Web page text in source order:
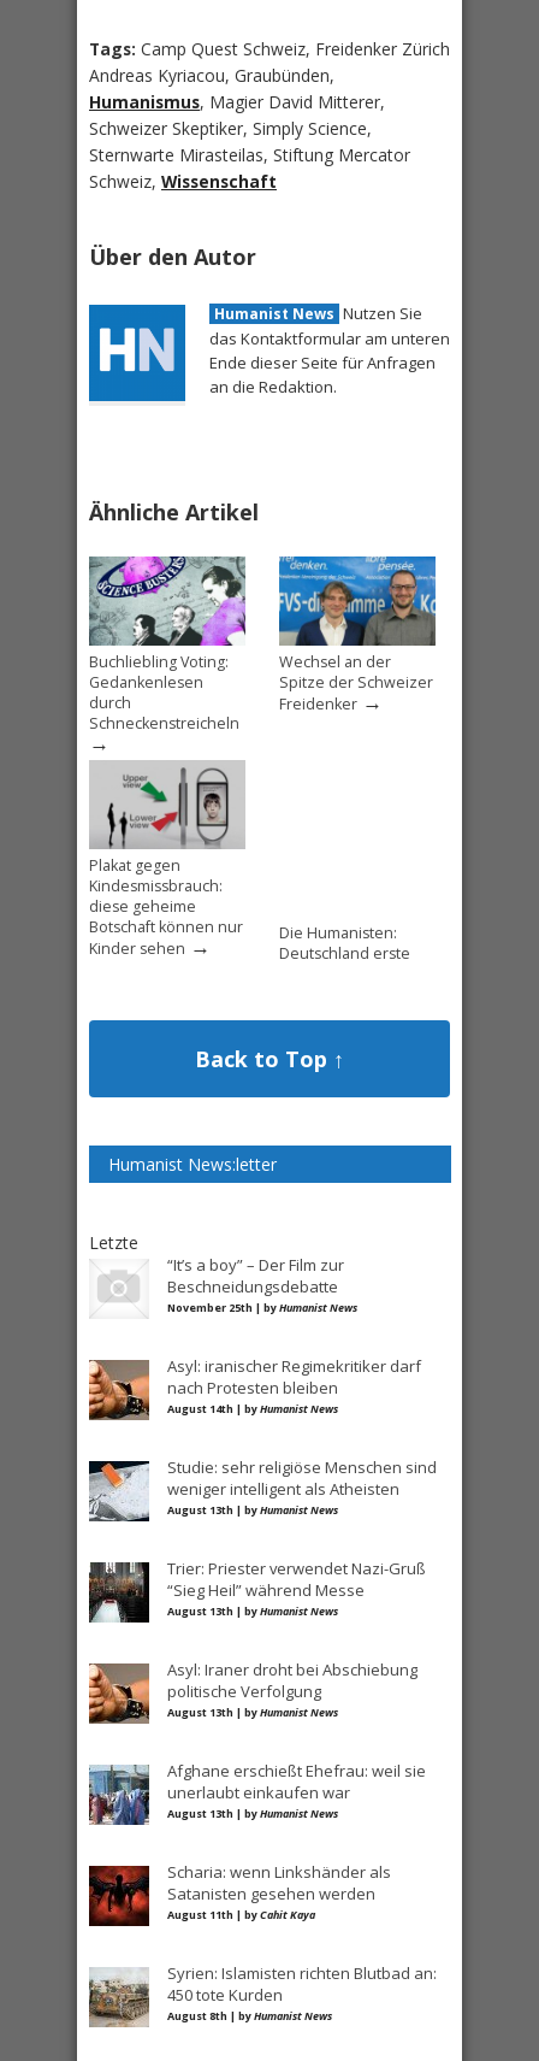
Tags: Camp Quest Schweiz, Freidenker Zürich
Andreas Kyriacou, Graubünden,
Humanismus, Magier David Mitterer,
Schweizer Skeptiker, Simply Science,
Sternwarte Mirasteilas, Stiftung Mercator
Schweiz, Wissenschaft
Über den Autor
Humanist News Nutzen Sie
das Kontaktformular am unteren
Ende dieser Seite für Anfragen
an die Redaktion.
Ähnliche Artikel
Buchliebling Voting:
Gedankenlesen
durch
Schneckenstreicheln
→
Wechsel an der
Spitze der Schweizer
Freidenker →
Plakat gegen
Kindesmissbrauch:
diese geheime
Botschaft können nur
Kinder sehen →
Die Humanisten:
Deutschland erste
Interview →
Back to Top ↑
Humanist News:letter
Letzte
“It’s a boy” – Der Film zur
Beschneidungsdebatte
November 25th | byHumanist News
Asyl: iranischer Regimekritiker darf
nach Protesten bleiben
August 14th | byHumanist News
Studie: sehr religiöse Menschen sind
weniger intelligent als Atheisten
August 13th | byHumanist News
Trier: Priester verwendet Nazi-Gruß
“Sieg Heil” während Messe
August 13th | byHumanist News
Asyl: Iraner droht bei Abschiebung
politische Verfolgung
August 13th | byHumanist News
Afghane erschießt Ehefrau: weil sie
unerlaubt einkaufen war
August 13th | byHumanist News
Scharia: wenn Linkshänder als
Satanisten gesehen werden
August 11th | byCahit Kaya
Syrien: Islamisten richten Blutbad an:
450 tote Kurden
August 8th | byHumanist News